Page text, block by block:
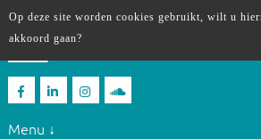
Menu ↓
Op deze site worden cookies gebruikt, wilt u
akkoord gaan?